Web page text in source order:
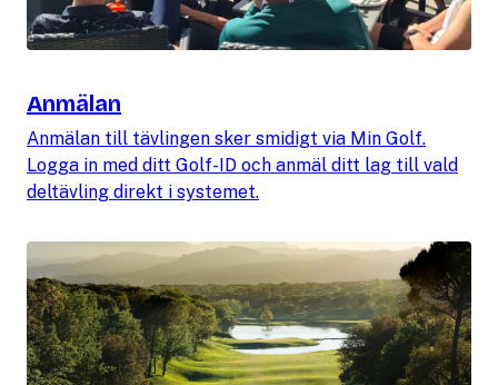
Anmälan
Anmälan till tävlingen sker smidigt via Min Golf.
Logga in med ditt Golf-ID och anmäl ditt lag till vald
deltävling direkt i systemet.